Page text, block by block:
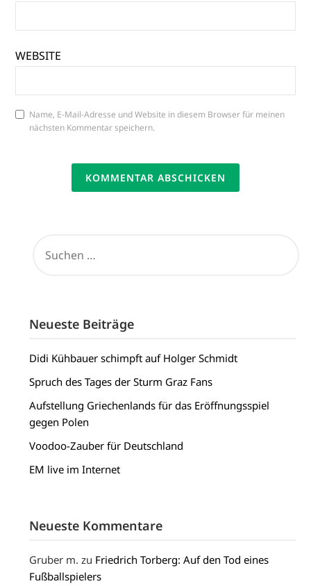
WEBSITE
Name, E-Mail-Adresse und Website in diesem Browser für meinen
nächsten Kommentar speichern.
NACH:
Neueste Beiträge
Didi Kühbauer schimpft auf Holger Schmidt
Spruch des Tages der Sturm Graz Fans
Aufstellung Griechenlands für das Eröffnungsspiel
gegen Polen
Voodoo-Zauber für Deutschland
EM live im Internet
Neueste Kommentare
Gruber m. zu Friedrich Torberg: Auf den Tod eines
Fußballspielers